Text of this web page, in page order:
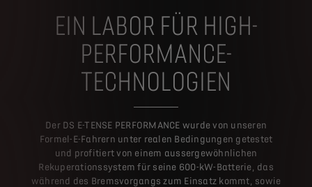
EIN LABOR FÜR HIGH-
PERFORMANCE-
TECHNOLOGIEN
Der DS E-TENSE PERFORMANCE wurde von unseren
Formel-E-Fahrern unter realen Bedingungen getestet
und profitiert von einem aussergewöhnlichen
Rekuperationssystem für seine 600-kW-Batterie, das
während des Bremsvorgangs zum Einsatz kommt, sowie